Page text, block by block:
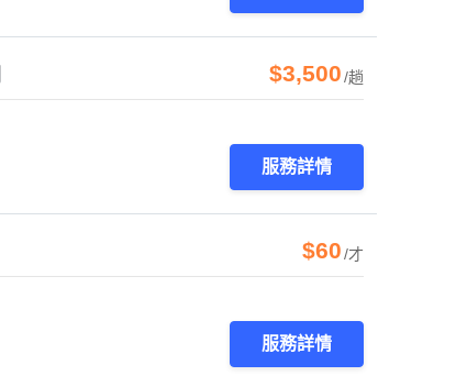
$3,500/趟
服務詳情
$60/才
服務詳情